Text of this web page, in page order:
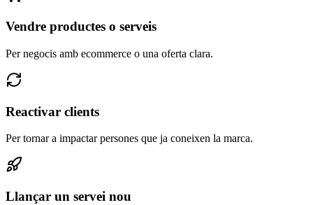
Vendre productes o serveis
Per negocis amb ecommerce o una oferta clara.
Reactivar clients
Per tornar a impactar persones que ja coneixen la marca.
Llançar un servei nou